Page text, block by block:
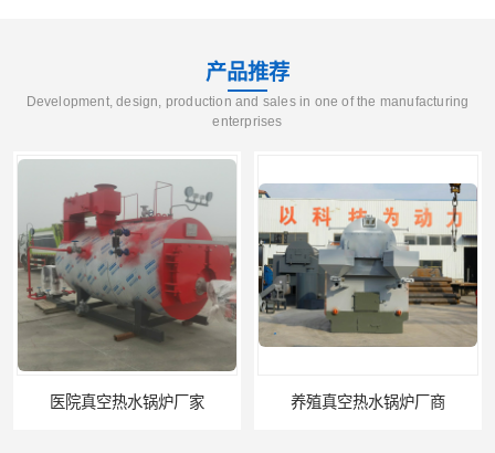
产品推荐
Development, design, production and sales in one of the manufacturing
enterprises
医院真空热水锅炉厂家 养殖真空热水锅炉厂商